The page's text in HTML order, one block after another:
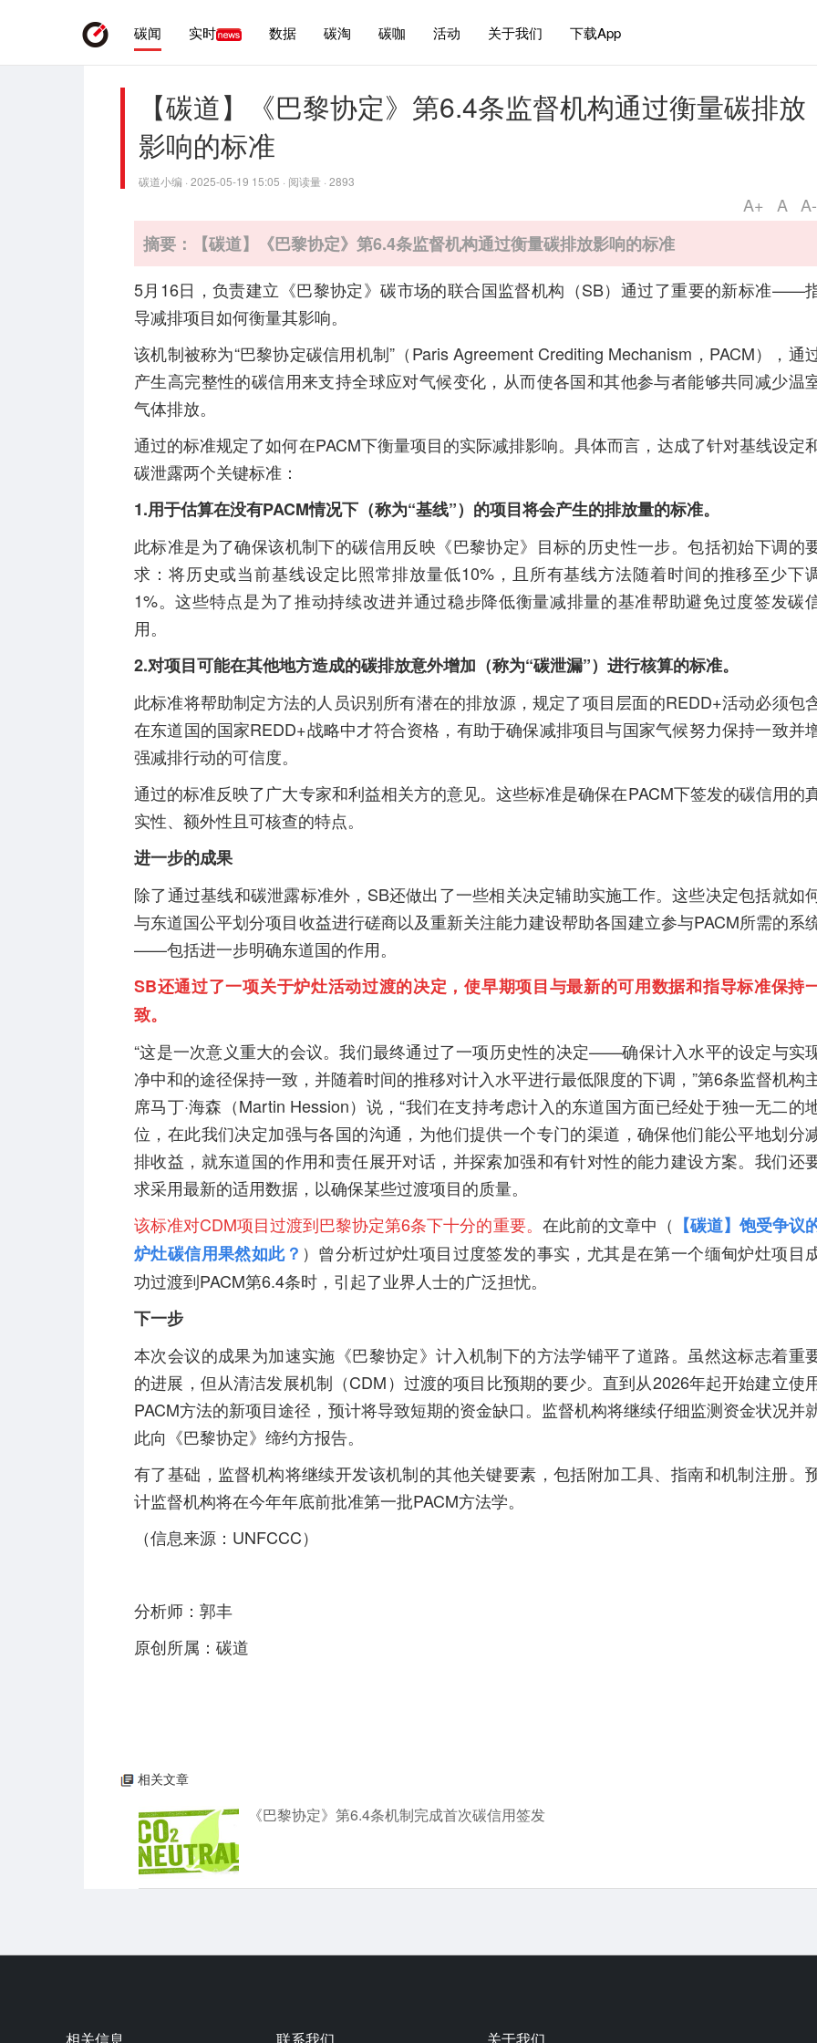
碳闻 实时 数据 碳淘 碳咖 活动 关于我们 下载App
【碳道】《巴黎协定》第6.4条监督机构通过衡量碳排放
影响的标准
碳道小编 · 2025-05-19 15:05 · 阅读量 · 2893
A+ A
A-
摘要：【碳道】《巴黎协定》第6.4条监督机构通过衡量碳排放影响的标准
5月16日，负责建立《巴黎协定》碳市场的联合国监督机构（SB）通过了重要的新标准——
导减排项目如何衡量其影响。
该机制被称为“巴黎协定碳信用机制”（Paris Agreement Crediting Mechanism，PACM），通
产生高完整性的碳信用来支持全球应对气候变化，从而使各国和其他参与者能够共同减少温
气体排放。
通过的标准规定了如何在PACM下衡量项目的实际减排影响。具体而言，达成了针对基线设定
碳泄露两个关键标准：
1.用于估算在没有PACM情况下（称为“基线”）的项目将会产生的排放量的标准。
此标准是为了确保该机制下的碳信用反映《巴黎协定》目标的历史性一步。包括初始下调的
求：将历史或当前基线设定比照常排放量低10%，且所有基线方法随着时间的推移至少下
1%。这些特点是为了推动持续改进并通过稳步降低衡量减排量的基准帮助避免过度签发碳
用。
2.对项目可能在其他地方造成的碳排放意外增加（称为“碳泄漏”）进行核算的标准。
此标准将帮助制定方法的人员识别所有潜在的排放源，规定了项目层面的REDD+活动必须包
在东道国的国家REDD+战略中才符合资格，有助于确保减排项目与国家气候努力保持一致并
强减排行动的可信度。
通过的标准反映了广大专家和利益相关方的意见。这些标准是确保在PACM下签发的碳信用的
实性、额外性且可核查的特点。
进一步的成果
除了通过基线和碳泄露标准外，SB还做出了一些相关决定辅助实施工作。这些决定包括就如
与东道国公平划分项目收益进行磋商以及重新关注能力建设帮助各国建立参与PACM所需的系
——包括进一步明确东道国的作用。
SB还通过了一项关于炉灶活动过渡的决定，使早期项目与最新的可用数据和指导标准保持
致。
“这是一次意义重大的会议。我们最终通过了一项历史性的决定——确保计入水平的设定与实
净中和的途径保持一致，并随着时间的推移对计入水平进行最低限度的下调，”第6条监督机构
席马丁·海森（Martin Hession）说，“我们在支持考虑计入的东道国方面已经处于独一无二的
位，在此我们决定加强与各国的沟通，为他们提供一个专门的渠道，确保他们能公平地划分
排收益，就东道国的作用和责任展开对话，并探索加强和有针对性的能力建设方案。我们还
求采用最新的适用数据，以确保某些过渡项目的质量。
该标准对CDM项目过渡到巴黎协定第6条下十分的重要。 在此前的文章中（ 【碳道】饱受争议
炉灶碳信用果然如此？ ）曾分析过炉灶项目过度签发的事实，尤其是在第一个缅甸炉灶项目
功过渡到PACM第6.4条时，引起了业界人士的广泛担忧。
下一步
本次会议的成果为加速实施《巴黎协定》计入机制下的方法学铺平了道路。虽然这标志着重
的进展，但从清洁发展机制（CDM）过渡的项目比预期的要少。直到从2026年起开始建立使
PACM方法的新项目途径，预计将导致短期的资金缺口。监督机构将继续仔细监测资金状况并
此向《巴黎协定》缔约方报告。
有了基础，监督机构将继续开发该机制的其他关键要素，包括附加工具、指南和机制注册。
计监督机构将在今年年底前批准第一批PACM方法学。
（信息来源：UNFCCC）
分析师：郭丰
原创所属：碳道
相关文章
《巴黎协定》第6.4条机制完成首次碳信用签发